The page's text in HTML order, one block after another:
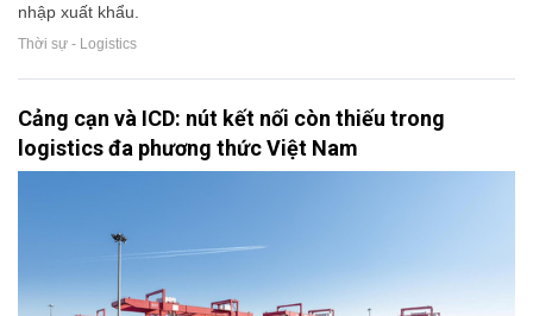
nhập xuất khẩu.
Thời sự - Logistics
Cảng cạn và ICD: nút kết nối còn thiếu trong
logistics đa phương thức Việt Nam